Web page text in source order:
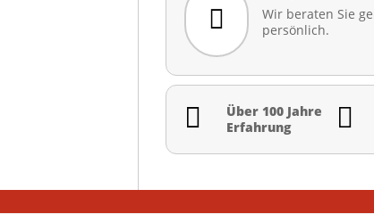

Wir beraten Sie
persönlich.

Über 100 Jahre
Erfahrung
